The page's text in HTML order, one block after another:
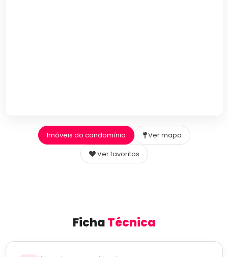
Imóveis do condomínio
Ver mapa
Ver favoritos
FichaTécnica